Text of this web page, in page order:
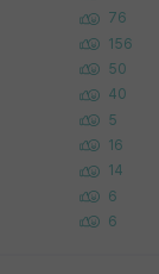
76
156
50
40
5
16
14
6
6